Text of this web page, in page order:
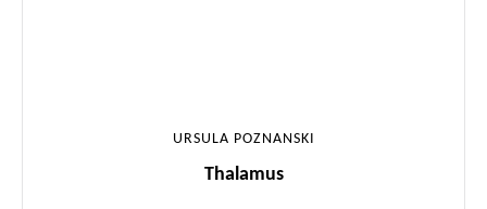
URSULA POZNANSKI
Thalamus